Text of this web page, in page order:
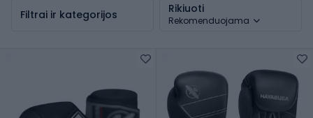
Filtrai ir kategorijos Rikiuoti
Rekomenduojama